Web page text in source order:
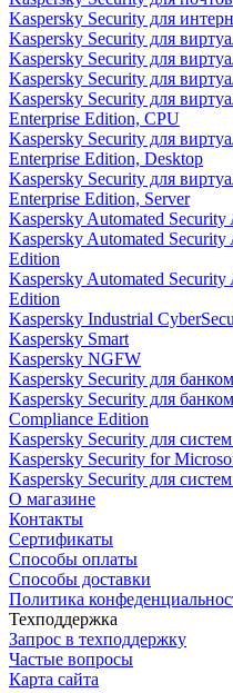
Kaspersky Security для
Kaspersky Security для
Kaspersky Security для
Kaspersky Security для
Kaspersky Security для
Enterprise Edition, CPU
Kaspersky Security для
Enterprise Edition, Desktop
Kaspersky Security для
Enterprise Edition, Server
Kaspersky Automated Security
Kaspersky Automated
Edition
Kaspersky Automated
Edition
Kaspersky Industrial
Kaspersky Smart
Kaspersky NGFW
Kaspersky Security для
Kaspersky Security для
Compliance Edition
Kaspersky Security для
Kaspersky Security for
Kaspersky Security для
О магазине
Контакты
Сертификаты
Способы оплаты
Способы доставки
Политика
Техподдержка
Запрос в техподдержку
Частые вопросы
Карта сайта